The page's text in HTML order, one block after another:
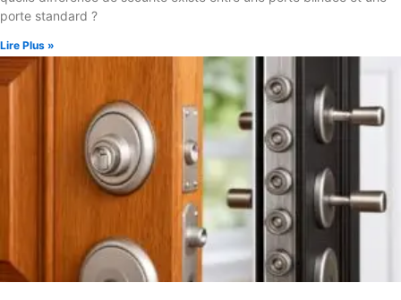
porte standard ?
Lire Plus »